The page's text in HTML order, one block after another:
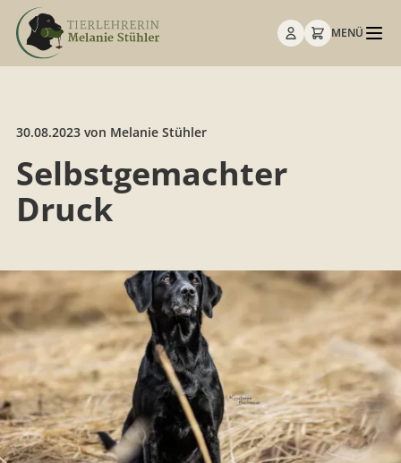
MENÜ
30.08.2023von Melanie Stühler
Selbstgemachter
Druck